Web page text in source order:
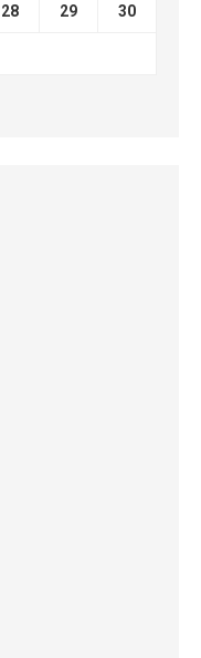
28 29 30